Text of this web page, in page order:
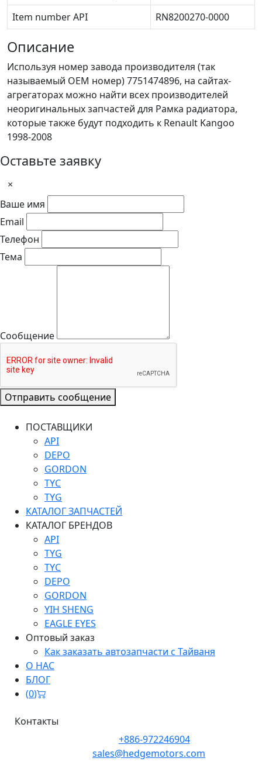
Item number API
RN8200270-0000
Описание
Используя номер завода производителя (так
называемый ОЕМ номер) 7751474896, на сайтах-
агрегаторах можно найти всех производителей
неоригинальных запчастей для Рамка радиатора,
которые также будут подходить к Renault Kangoo
1998-2008
Оставьте заявку
×
Ваше имя
Email
Телефон
Тема
Сообщение
Отправить сообщение
ПОСТАВЩИКИ
API
DEPO
GORDON
TYC
TYG
КАТАЛОГ ЗАПЧАСТЕЙ
КАТАЛОГ БРЕНДОВ
API
TYG
TYC
DEPO
GORDON
YIH SHENG
EAGLE EYES
Оптовый заказ
Как заказать автозапчасти с Тайваня
О НАС
БЛОГ
(0)
Контакты
+886-972246904
sales@hedgemotors.com